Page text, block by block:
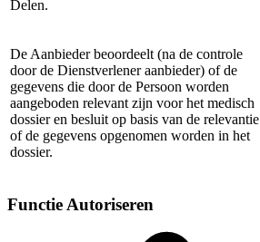
Delen.
De Aanbieder beoordeelt (na de controle
door de Dienstverlener aanbieder) of de
gegevens die door de Persoon worden
aangeboden relevant zijn voor het medisch
dossier en besluit op basis van de relevantie
of de gegevens opgenomen worden in het
dossier.
Functie Autoriseren